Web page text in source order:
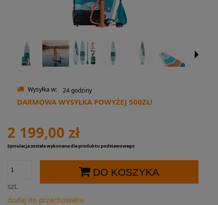
Wysyłka w: 24 godziny
DARMOWA WYSYŁKA POWYŻEJ 500ZŁ!
2 199,00 zł
Symulacja została wykonana dla produktu podstawowego
szt.
DO KOSZYKA
dodaj do przechowalni